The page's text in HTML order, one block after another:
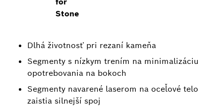
Stone
Dlhá životnosť pri rezaní kameňa
Segmenty s nízkym trením na minimalizáciu
opotrebovania na bokoch
Segmenty navarené laserom na oceľové telo
zaistia silnejší spoj